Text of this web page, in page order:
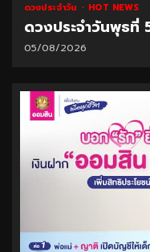
ดวงประจำวัน HOT NEWS
ดวงประจำวันพุธที่
05/08/2026